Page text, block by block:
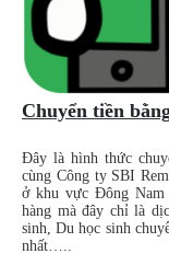
Chuyển tiền
Đây là hình thức
cùng Công ty SBI
ở khu vực Đông Nam
hàng mà đây chỉ là
sinh, Du học sinh
nhất…..